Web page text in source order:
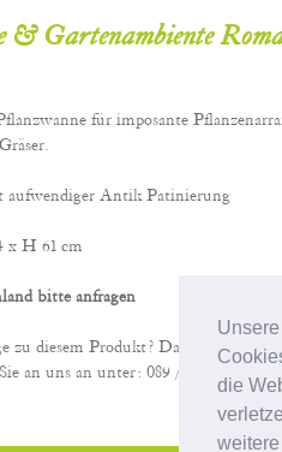
die
& Gartenambiente
für imposante
aufwendiger Antik Patinierung
x H 61 cm
bitte anfragen
zu diesem Produkt? Dann schreiben
an uns an unter: 089 / 68 72 32. Wir